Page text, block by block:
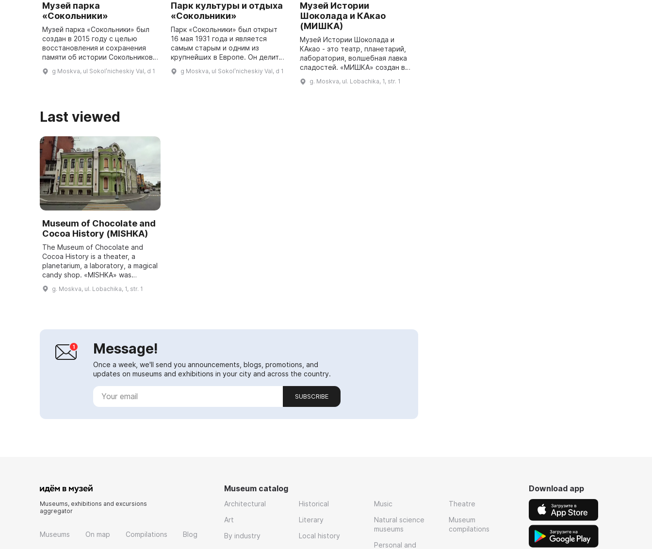
Музей парка
«Сокольники»
Музей парка «Сокольники» был
создан в 2015 году с целью
восстановления и сохранения
памяти об истории Сокольников
рассказывается о том, как
g Moskva, ul Sokolʹnicheskiy Val, d 1
Парк культуры и отдыха
«Сокольники»
Парк «Сокольники» был открыт
16 мая 1931 года и является
самым старым и одним из
крупнейших в Европе. Он делится
расположены основные объекты
g Moskva, ul Sokolʹnicheskiy Val, d 1
Музей Истории
Шоколада и КАкао
(МИШКА)
Музей Истории Шоколада и
КАкао - это театр, планетарий,
лаборатория, волшебная лавка
сладостей. «МИШКА» создан в
"Объединенные кондитеры" и
g. Moskva, ul. Lobachika, 1, str. 1
Last viewed
Museum of Chocolate and
Cocoa History (MISHKA)
The Museum of Chocolate and
Cocoa History is a theater, a
planetarium, a laboratory, a magical
candy shop. «MISHKA» was
established in 2009 by the holding
company "United Confectioners"
g. Moskva, ul. Lobachika, 1, str. 1
Message!
Once a week, we'll send you announcements, blogs, promotions, and
updates on museums and exhibitions in your city and across the country.
SUBSCRIBE
Museums, exhibitions and excursions
aggregator
Museums On map Compilations Blog
Museum catalog
Architectural
Art
By industry
Historical
Literary
Local history
Music
Natural science
museums
Personal and
Theatre
Museum
compilations
Download app